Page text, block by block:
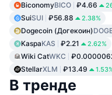
BiconomyBICO ₽4.66
SuiSUI ₽56.88 2.38%
Dogecoin (Догекоин)
KaspaKAS ₽2.21 2.62%
Wiki CatWKC
StellarXLM ₽13.49
В тренде